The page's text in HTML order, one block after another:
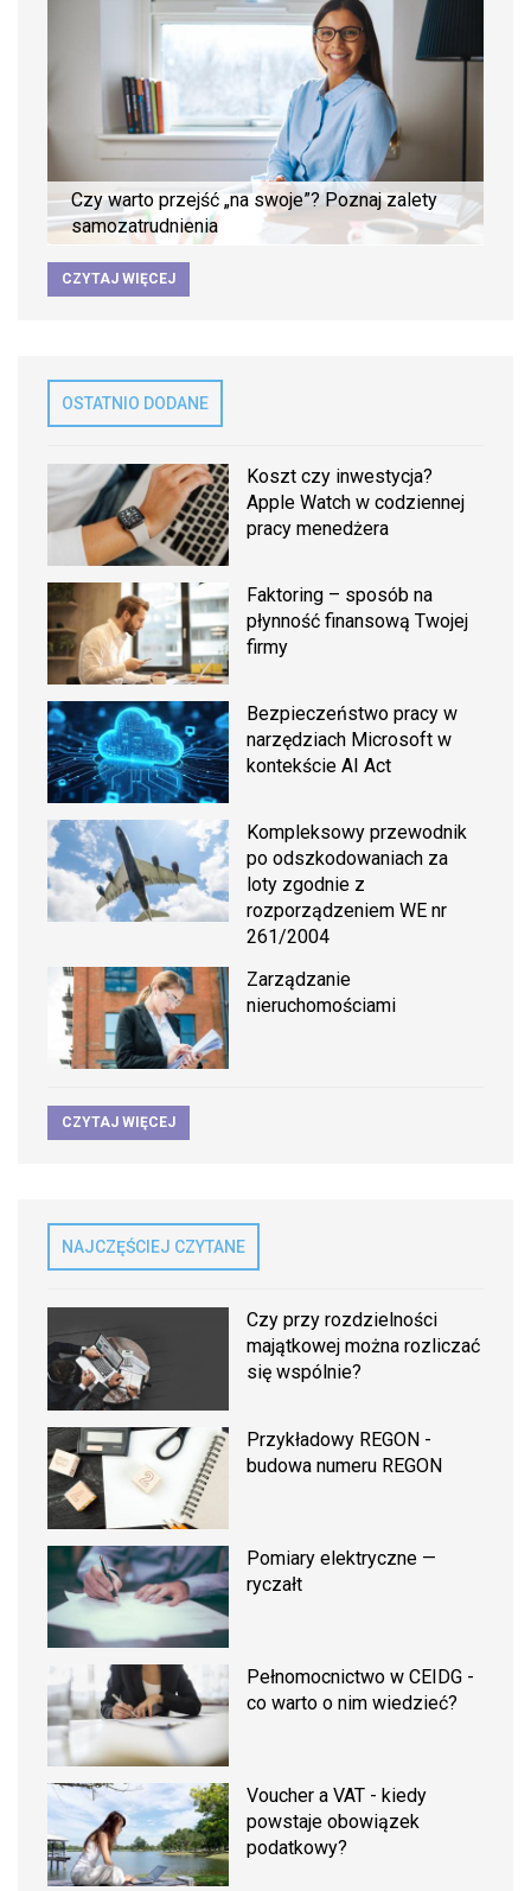
Czy warto przejść „na swoje”? Poznaj zalety
samozatrudnienia
CZYTAJ WIĘCEJ
OSTATNIO DODANE
Koszt czy inwestycja?
Apple Watch w codziennej
pracy menedżera
Faktoring – sposób na
płynność finansową Twojej
firmy
Bezpieczeństwo pracy w
narzędziach Microsoft w
kontekście AI Act
Kompleksowy przewodnik
po odszkodowaniach za
loty zgodnie z
rozporządzeniem WE nr
261/2004
Zarządzanie
nieruchomościami
CZYTAJ WIĘCEJ
NAJCZĘŚCIEJ CZYTANE
Czy przy rozdzielności
majątkowej można rozliczać
się wspólnie?
Przykładowy REGON -
budowa numeru REGON
Pomiary elektryczne —
ryczałt
Pełnomocnictwo w CEIDG -
co warto o nim wiedzieć?
Voucher a VAT - kiedy
powstaje obowiązek
podatkowy?